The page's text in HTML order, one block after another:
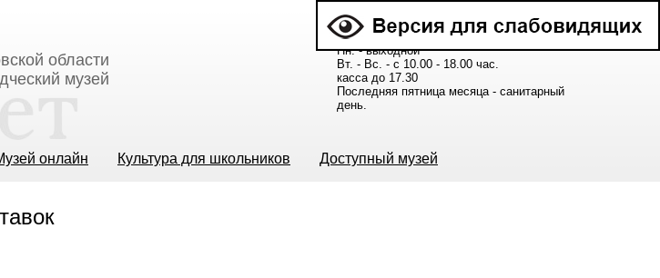
области
музей
Расписание работы музея:
Пн. - выходной
Вт. - Вс. - с 10.00 - 18.00 час.
касса до 17.30
Последняя пятница месяца - санитарный
день.
онлайн Культура для школьников Доступный музей